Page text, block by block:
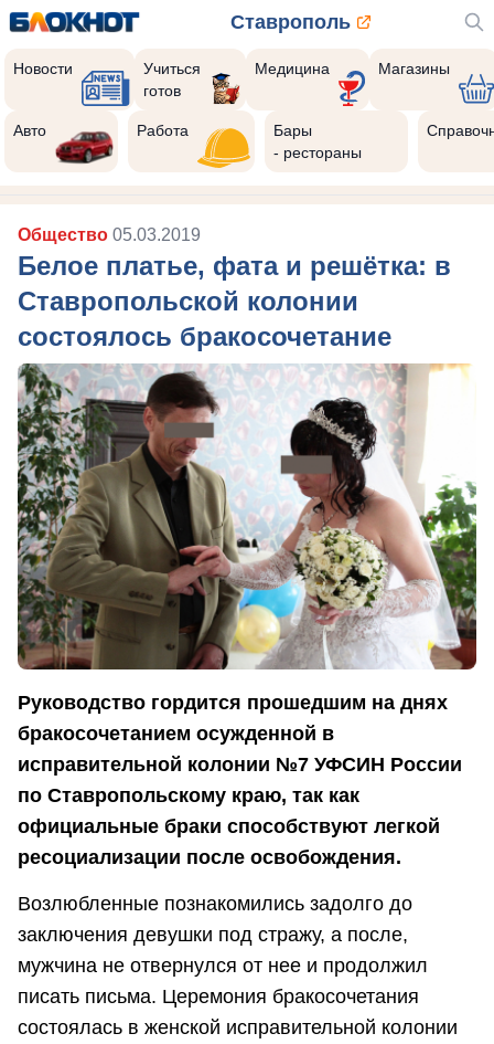
Ставрополь
Новости
Учиться
готов
Медицина Магазины
Авто Работа
Бары
- рестораны
Общество 05.03.2019
Белое платье, фата и решётка: в
Ставропольской колонии
состоялось бракосочетание
Руководство гордится прошедшим на днях
бракосочетанием осужденной в
исправительной колонии №7 УФСИН России
по Ставропольскому краю, так как
официальные браки способствуют легкой
ресоциализации после освобождения.
Возлюбленные познакомились задолго до
заключения девушки под стражу, а после,
мужчина не отвернулся от нее и продолжил
писать письма. Церемония бракосочетания
состоялась в женской исправительной колонии